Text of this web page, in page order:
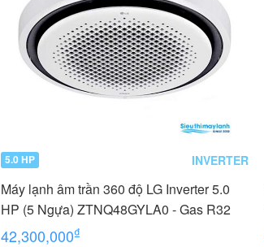
5.0 HP INVERTER
Máy lạnh âm trần 360 độ LG Inverter 5.0
HP (5 Ngựa) ZTNQ48GYLA0 - Gas R32
42,300,000₫